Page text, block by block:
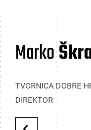
Marko
TVORNICA DOBRE
DIREKTOR